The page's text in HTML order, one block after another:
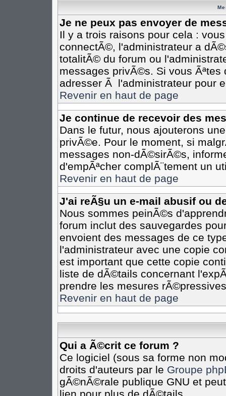
Je ne peux pas envoyer de
Il y a trois raisons pour cela :
connectÃ©, l'administrateur a
totalitÃ© du forum ou
messages privÃ©s. Si vous
adresser Ã l'administrateur pour
Revenir en haut de page
Je continue de recevoir des
Dans le futur, nous ajouterons
privÃ©e. Pour le moment, si
messages non-dÃ©sirÃ©s,
d'empÃªcher complÃ¨tement un
Revenir en haut de page
J'ai reÃ§u un e-mail abusif ou
Nous sommes peinÃ©s
forum inclut des sauvegardes
envoient des messages de ce
l'administrateur avec une copie
est important que cette copie
liste de dÃ©tails concernant
prendre les mesures
Revenir en haut de page
Qui a Ã©crit ce forum ?
Ce logiciel (sous sa forme non
droits d'auteurs par le Groupe
gÃ©nÃ©rale publique GNU et